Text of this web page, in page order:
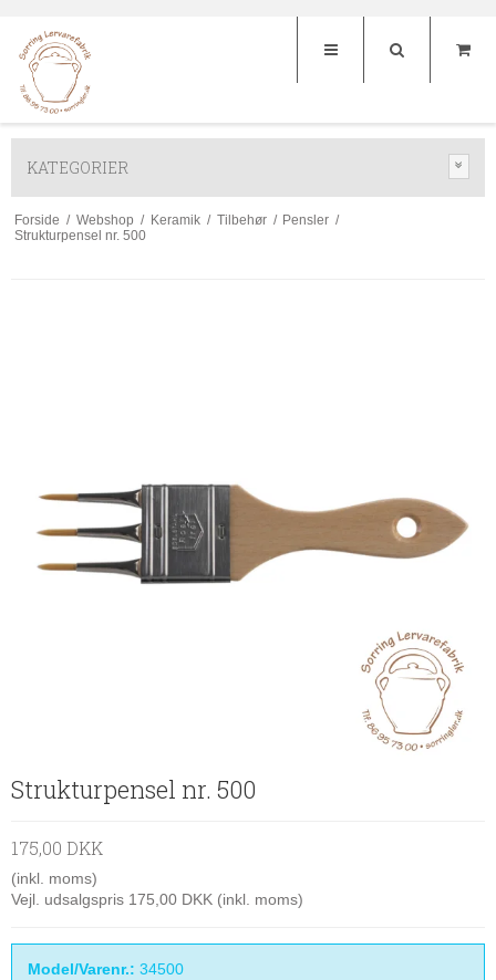
KATEGORIER
Forside / Webshop / Keramik / Tilbehør / Pensler /
Strukturpensel nr. 500
Strukturpensel nr. 500
175,00 DKK
(inkl. moms)
Vejl. udsalgspris 175,00 DKK (inkl. moms)
Model/Varenr.: 34500